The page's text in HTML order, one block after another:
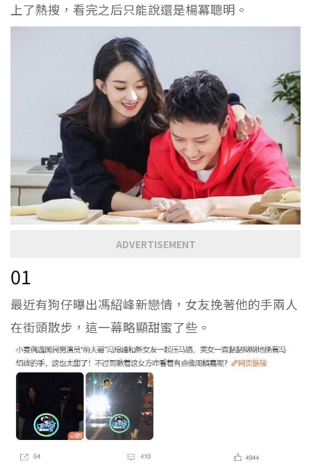
上了熱搜，看完之后只能說還是楊冪聰明。
ADVERTISEMENT
01
最近有狗仔曝出馮紹峰新戀情，女友挽著他的手兩人
在街頭散步，這一幕略顯甜蜜了些。